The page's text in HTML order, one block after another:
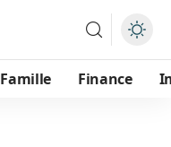
Famille Finance